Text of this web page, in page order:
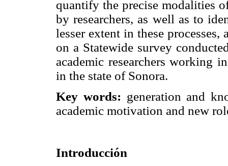
quantify the precise modalities
by researchers, as well as to
lesser extent in these
on a Statewide survey
academic researchers working
in the state of Sonora.
Key words: generation and
academic motivation and new
Introducción